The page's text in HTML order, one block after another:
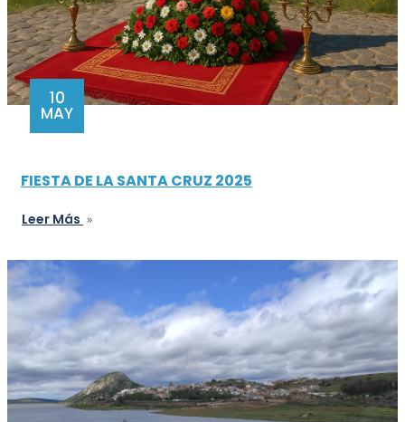
10
MAY
FIESTA DE LA SANTA CRUZ 2025
Leer Más